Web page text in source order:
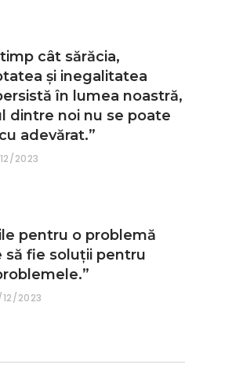
cât sărăcia,
și inegalitatea
în lumea noastră,
dintre noi nu se poate
adevărat.”
2023
pentru o problemă
să fie soluții pentru
2023